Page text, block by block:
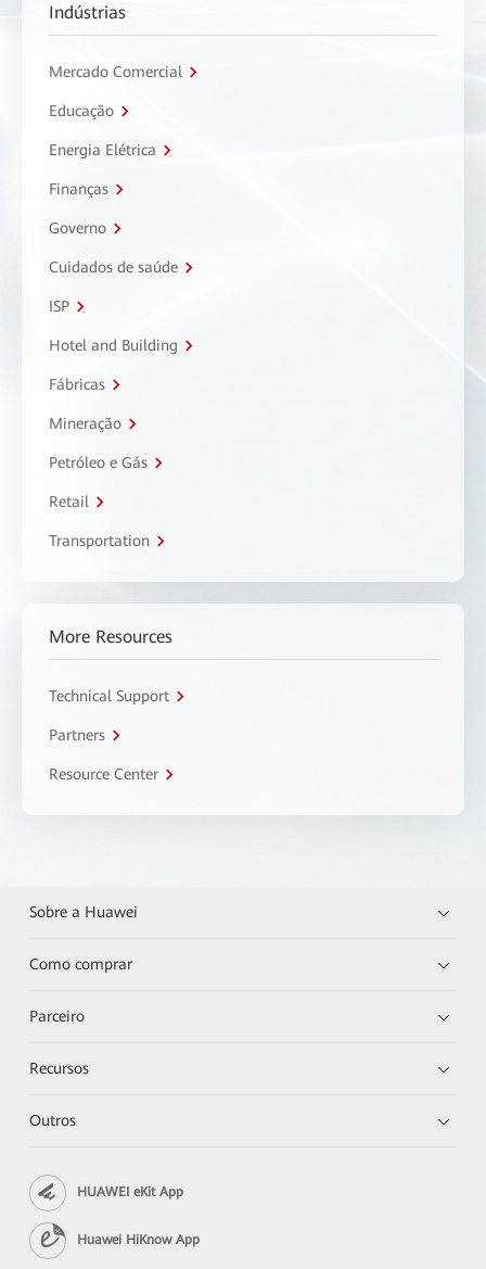
Indústrias
Mercado Comercial
Educação
Energia Elétrica
Finanças
Governo
Cuidados de saúde
ISP
Hotel and Building
Fábricas
Mineração
Petróleo e Gás
Retail
Transportation
More Resources
Technical Support
Partners
Resource Center
Sobre a Huawei
Como comprar
Parceiro
Recursos
Outros
HUAWEI eKit App
Huawei HiKnow App